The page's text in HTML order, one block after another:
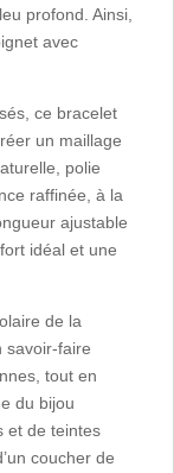
profond. Ainsi,
avec
ce bracelet
un maillage
polie
raffinée, à la
ajustable
idéal et une
de la
savoir-faire
tout en
du bijou
et de teintes
coucher de